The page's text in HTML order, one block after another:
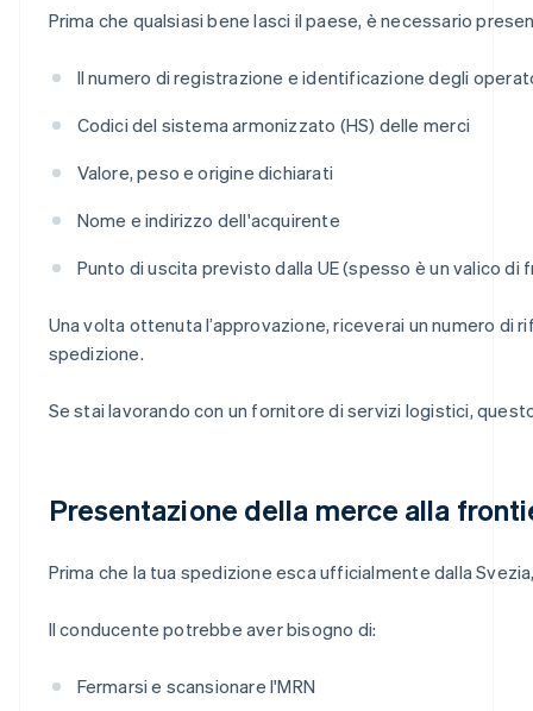
Prima che qualsiasi bene lasci il paese, è necessario
Il numero di registrazione e identificazione degli
Codici del sistema armonizzato (HS) delle merci
Valore, peso e origine dichiarati
Nome e indirizzo dell'acquirente
Punto di uscita previsto dalla UE (spesso è un valico
Una volta ottenuta l’approvazione, riceverai un numero
spedizione.
Se stai lavorando con un fornitore di servizi logistici,
Presentazione della merce alla
Prima che la tua spedizione esca ufficialmente dalla
Il conducente potrebbe aver bisogno di:
Fermarsi e scansionare l'MRN